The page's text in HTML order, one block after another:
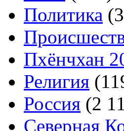
Политика
Пхёнчхан
Религия
Россия (2
Северная